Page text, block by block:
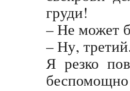
груди!
– Не может
– Ну,
Я резко
беспомощно